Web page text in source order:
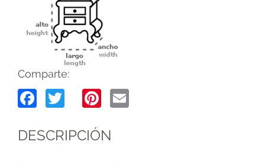
Comparte:
Facebook
TwitterPinterest
DESCRIPCIÓN